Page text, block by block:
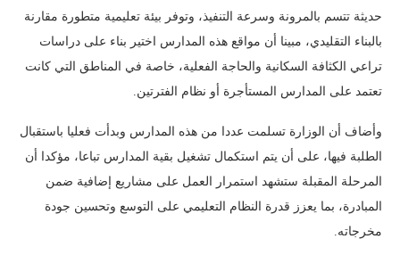
حديثة تتسم بالمرونة وسرعة التنفيذ، وتوفر بيئة تعليمية متطورة مقارنة
بالبناء التقليدي، مبينا أن مواقع هذه المدارس اختير بناء على دراسات
تراعي الكثافة السكانية والحاجة الفعلية، خاصة في المناطق التي كانت
تعتمد على المدارس المستأجرة أو نظام الفترتين.
وأضاف أن الوزارة تسلمت عددا من هذه المدارس وبدأت فعليا باستقبال
الطلبة فيها، على أن يتم استكمال تشغيل بقية المدارس تباعا، مؤكدا أن
المرحلة المقبلة ستشهد استمرار العمل على مشاريع إضافية ضمن
المبادرة، بما يعزز قدرة النظام التعليمي على التوسع وتحسين جودة
مخرجاته.